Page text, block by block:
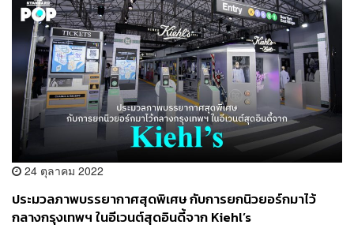
24 ตุลาคม 2022
ประมวลภาพบรรยากาศสุดพิเศษ กับการยกนิวยอร์กมาไว้
กลางกรุงเทพฯ ในอีเวนต์สุดอินดี้จาก Kiehl’s